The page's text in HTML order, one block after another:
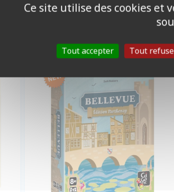
Bellevue - Parthenay (boîte biseau)
Ce site utilise des cookies et
Tout accepter Tout